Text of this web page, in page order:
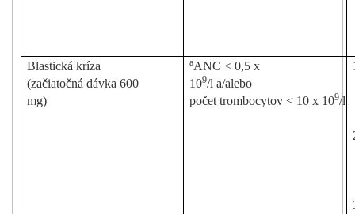
Blastická kríza
(začiatočná dávka 600
mg)
aANC < 0,5 x
109/l a/alebo
počet trombocytov < 10 x 109/l